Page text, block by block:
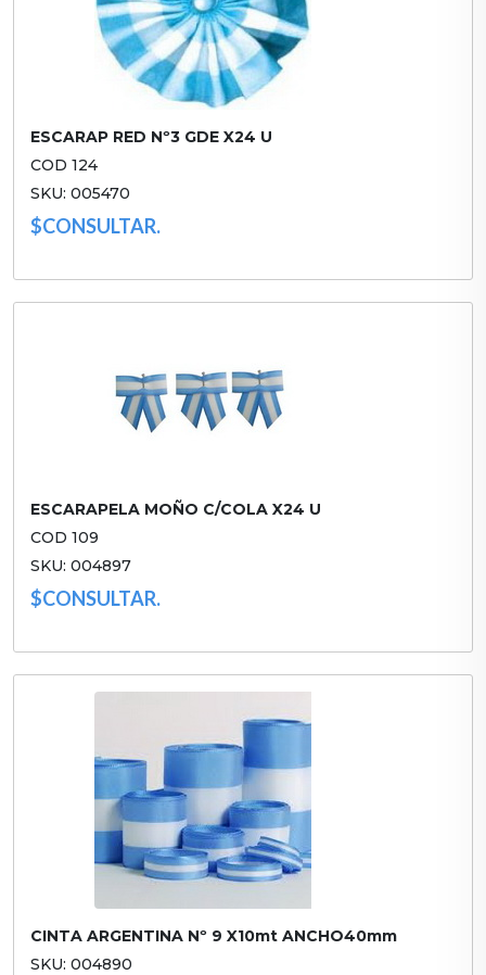
ESCARAP RED Nº3 GDE X24 U
COD 124
SKU: 005470
$CONSULTAR.
ESCARAPELA MOÑO C/COLA X24 U
COD 109
SKU: 004897
$CONSULTAR.
CINTA ARGENTINA Nº 9 X10mt ANCHO40mm
SKU: 004890